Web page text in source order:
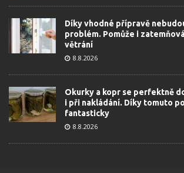
Díky vhodné přípravě
problém. Pomůže i
větrání
8.8.2026
Okurky a kopr se perfektně
i při nakládání. Díky tomuto
fantasticky
8.8.2026